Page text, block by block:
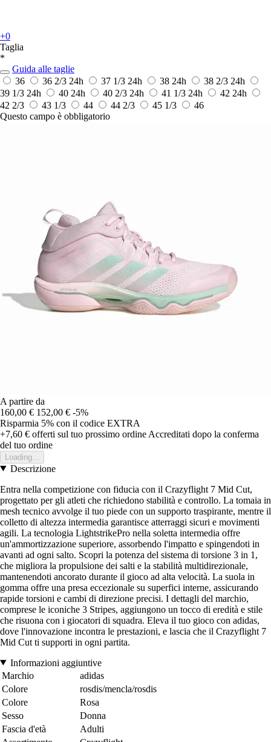
+0
Taglia
*
Guida alle taglie
36
36 2/3 24h 37 1/3 24h 38 24h 38 2/3 24h
39 1/3 24h 40 24h 40 2/3 24h 41 1/3 24h 42 24h
42 2/3
43 1/3 44 44 2/3 45 1/3
46
Questo campo è obbligatorio
A partire da
160,00 € 152,00 € -5%
Risparmia 5% con il codice EXTRA
+7,60 € offerti sul tuo prossimo ordine Accreditati dopo la conferma
del tuo ordine
Loading...
Descrizione
Entra nella competizione con fiducia con il Crazyflight 7 Mid Cut,
progettato per gli atleti che richiedono stabilità e controllo. La tomaia in
mesh tecnico avvolge il tuo piede con un supporto traspirante, mentre il
colletto di altezza intermedia garantisce atterraggi sicuri e movimenti
agili. La tecnologia LightstrikePro nella soletta intermedia offre
un'ammortizzazione superiore, assorbendo l'impatto e spingendoti in
avanti ad ogni salto. Scopri la potenza del sistema di torsione 3 in 1,
che migliora la propulsione dei salti e la stabilità multidirezionale,
mantenendoti ancorato durante il gioco ad alta velocità. La suola in
gomma offre una presa eccezionale su superfici interne, assicurando
rapide torsioni e cambi di direzione precisi. I dettagli del marchio,
comprese le iconiche 3 Stripes, aggiungono un tocco di eredità e stile
che risuona con i giocatori di squadra. Eleva il tuo gioco con adidas,
dove l'innovazione incontra le prestazioni, e lascia che il Crazyflight 7
Mid Cut ti supporti in ogni partita.
Informazioni aggiuntive
Marchio
adidas
Colore
rosdis/mencla/rosdis
Colore
Rosa
Sesso
Donna
Fascia d'età
Adulti